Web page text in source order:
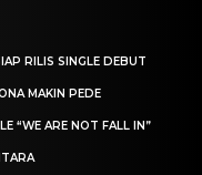
RILIS SINGLE DEBUT
MAKIN PEDE
“WE ARE NOT FALL IN”